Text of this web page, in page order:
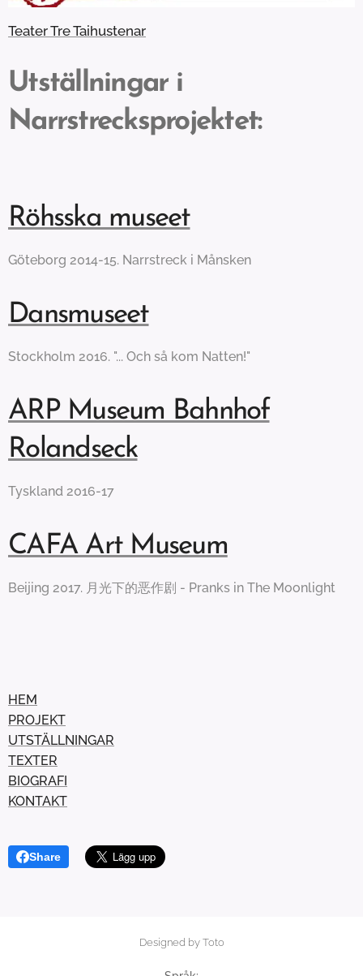
Teater Tre Taihustenar
Utställningar i
Narrstrecksprojektet:
Röhsska museet
Göteborg 2014-15. Narrstreck i Månsken
Dansmuseet
Stockholm 2016. "... Och så kom Natten!"
ARP Museum Bahnhof
Rolandseck
Tyskland 2016-17
CAFA Art Museum
Beijing 2017. 月光下的恶作剧 - Pranks in The Moonlight
HEM
PROJEKT
UTSTÄLLNINGAR
TEXTER
BIOGRAFI
KONTAKT
Share
Designed by Toto